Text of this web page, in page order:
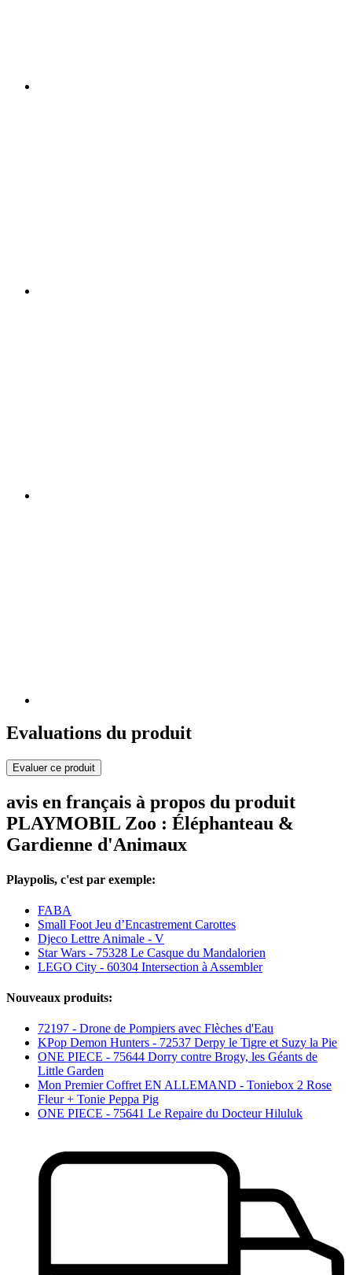
Evaluations du produit
Evaluer ce produit
avis en français à propos du produit
PLAYMOBIL Zoo : Éléphanteau &
Gardienne d'Animaux
Playpolis, c'est par exemple:
FABA
Small Foot Jeu d’Encastrement Carottes
Djeco Lettre Animale - V
Star Wars - 75328 Le Casque du Mandalorien
LEGO City - 60304 Intersection à Assembler
Nouveaux produits:
72197 - Drone de Pompiers avec Flèches d'Eau
KPop Demon Hunters - 72537 Derpy le Tigre et Suzy la Pie
ONE PIECE - 75644 Dorry contre Brogy, les Géants de
Little Garden
Mon Premier Coffret EN ALLEMAND - Toniebox 2 Rose
Fleur + Tonie Peppa Pig
ONE PIECE - 75641 Le Repaire du Docteur Hiluluk